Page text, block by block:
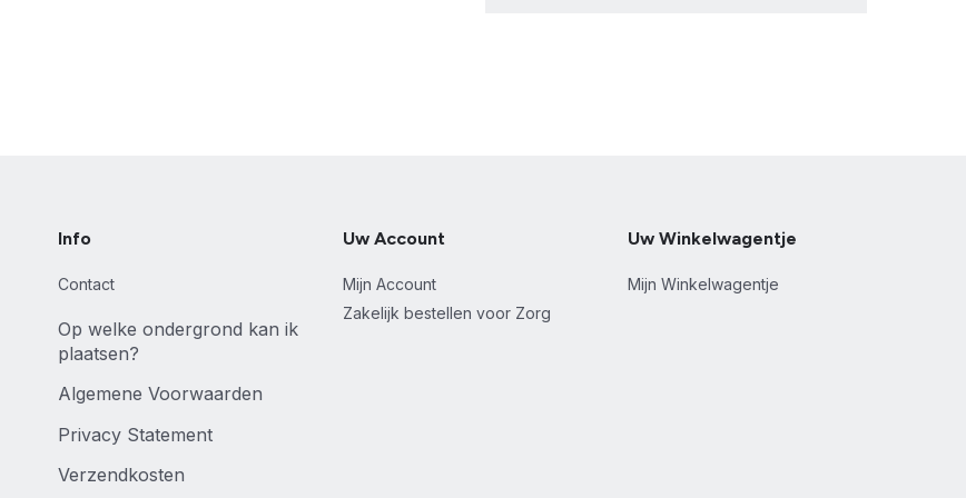
Info
Contact
Op welke ondergrond kan ik
plaatsen?
Algemene Voorwaarden
Privacy Statement
Verzendkosten
Uw Account
Mijn Account
Zakelijk bestellen voor Zorg
Uw Winkelwagentje
Mijn Winkelwagentje